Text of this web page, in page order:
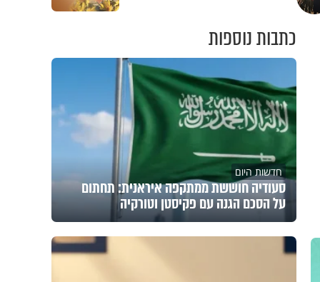
כתבות נוספות
חדשות היום
סעודיה חוששת ממתקפה איראנית: תחתום
על הסכם הגנה עם פקיסטן וטורקיה